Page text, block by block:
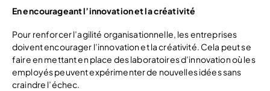
En encourageant l’innovation et la créativité
Pour renforcer l’agilité organisationnelle, les entreprises
doivent encourager l’innovation et la créativité. Cela peut se
faire en mettant en place des laboratoires d’innovation où les
employés peuvent expérimenter de nouvelles idées sans
craindre l’échec.